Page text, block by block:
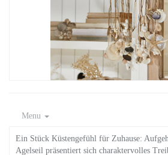
Menu
Ein Stück Küstengefühl für Zuhause:
Agelseil präsentiert sich charaktervolles